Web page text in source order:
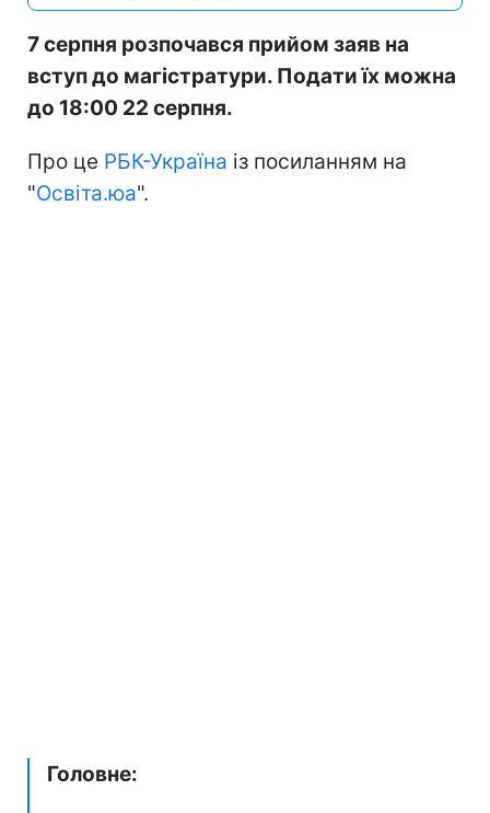
7 серпня розпочався прийом заяв на
вступ до магістратури. Подати їх можна
до 18:00 22 серпня.
Про це РБК-Україна із посиланням на
"Освіта.юа".
Головне: